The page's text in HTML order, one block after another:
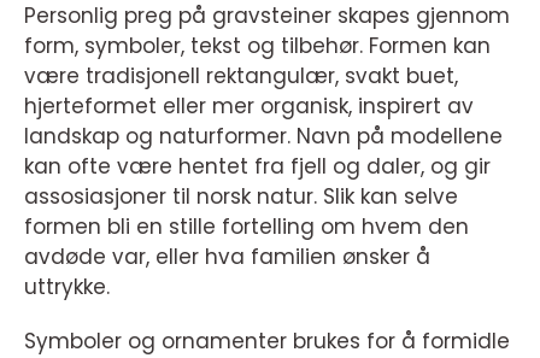
Personlig preg på gravsteiner skapes gjennom
form, symboler, tekst og tilbehør. Formen kan
være tradisjonell rektangulær, svakt buet,
hjerteformet eller mer organisk, inspirert av
landskap og naturformer. Navn på modellene
kan ofte være hentet fra fjell og daler, og gir
assosiasjoner til norsk natur. Slik kan selve
formen bli en stille fortelling om hvem den
avdøde var, eller hva familien ønsker å
uttrykke.
Symboler og ornamenter brukes for å formidle